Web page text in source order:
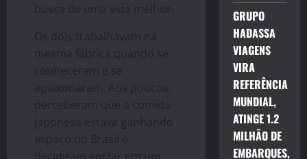
busca de uma vida melhor.
Os dois trabalhavam na
mesma fábrica quando se
conheceram e se
apaixonaram. Aos poucos,
perceberam que a comida
japonesa estava ganhando
espaço no Brasil e
GRUPO
HADASSA
VIAGENS
VIRA
REFERÊNCIA
MUNDIAL,
ATINGE 1.2
MILHÃO DE
EMBARQUES,